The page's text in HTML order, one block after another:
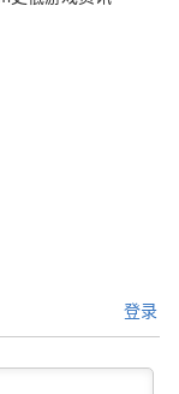
登录